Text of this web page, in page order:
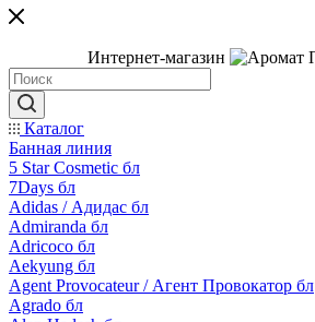
Интернет-магазин
Каталог
Банная линия
5 Star Cosmetic бл
7Days бл
Adidas / Адидас бл
Admiranda бл
Adricoco бл
Aekyung бл
Agent Provocateur / Агент Провокатор бл
Agrado бл